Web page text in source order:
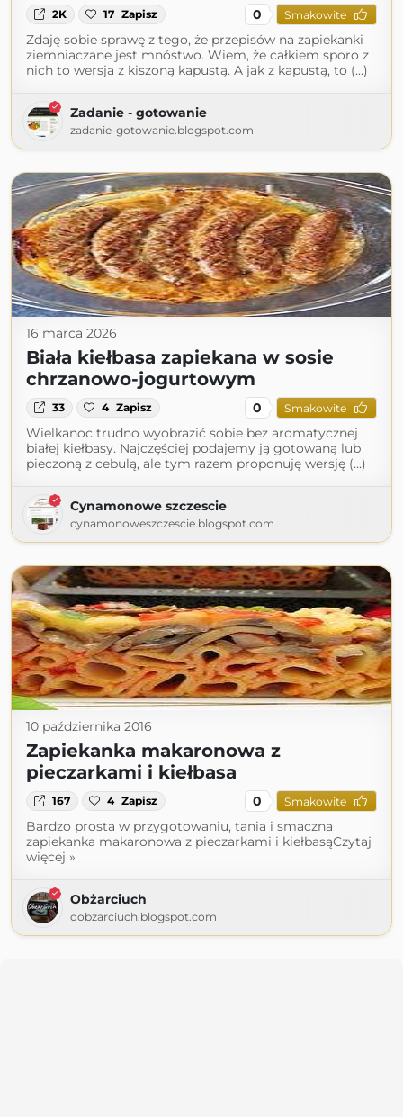
2K 17 Zapisz 0 Smakowite
Zdaję sobie sprawę z tego, że przepisów na zapiekanki
ziemniaczane jest mnóstwo. Wiem, że całkiem sporo z
nich to wersja z kiszoną kapustą. A jak z kapustą, to (...)
Zadanie - gotowanie
zadanie-gotowanie.blogspot.com
16 marca 2026
Biała kiełbasa zapiekana w sosie
chrzanowo-jogurtowym
33 4 Zapisz 0 Smakowite
Wielkanoc trudno wyobrazić sobie bez aromatycznej
białej kiełbasy. Najczęściej podajemy ją gotowaną lub
pieczoną z cebulą, ale tym razem proponuję wersję (...)
Cynamonowe szczescie
cynamonoweszczescie.blogspot.com
10 października 2016
Zapiekanka makaronowa z
pieczarkami i kiełbasa
167 4 Zapisz 0 Smakowite
Bardzo prosta w przygotowaniu, tania i smaczna
zapiekanka makaronowa z pieczarkami i kiełbasąCzytaj
więcej »
Obżarciuch
oobzarciuch.blogspot.com